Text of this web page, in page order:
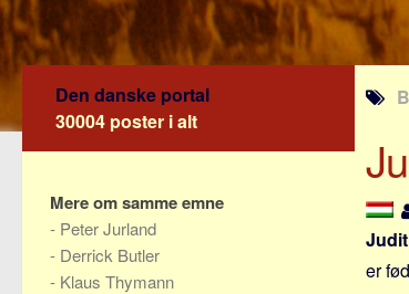
er
Den danske portal
30004 poster i alt
Mere om samme emne
- Peter Jurland
- Derrick Butler
- Klaus Thymann